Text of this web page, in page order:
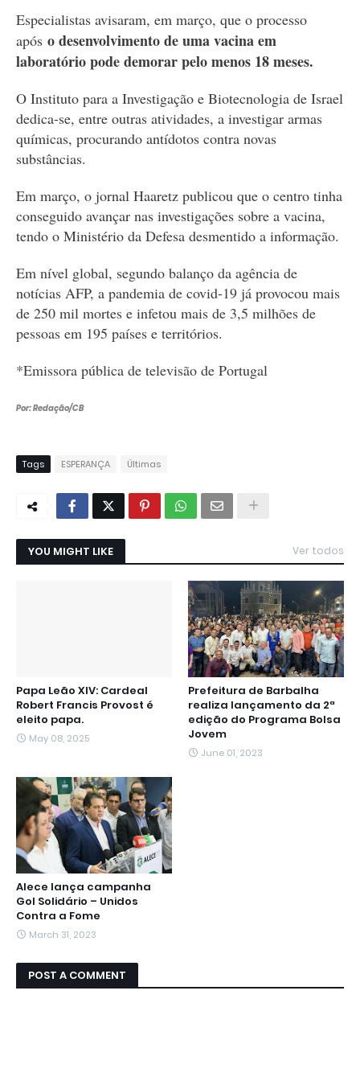
Especialistas avisaram, em março, que o processo
após o desenvolvimento de uma vacina em
laboratório pode demorar pelo menos 18 meses.
O Instituto para a Investigação e Biotecnologia de Israel
dedica-se, entre outras atividades, a investigar armas
químicas, procurando antídotos contra novas
substâncias.
Em março, o jornal Haaretz publicou que o centro tinha
conseguido avançar nas investigações sobre a vacina,
tendo o Ministério da Defesa desmentido a informação.
Em nível global, segundo balanço da agência de
notícias AFP, a pandemia de covid-19 já provocou mais
de 250 mil mortes e infetou mais de 3,5 milhões de
pessoas em 195 países e territórios.
*Emissora pública de televisão de Portugal
Por: Redação/CB
Tags ESPERANÇA Últimas
YOU MIGHT LIKE Ver todos
Papa Leão XIV: Cardeal
Robert Francis Provost é
eleito papa.
May 08, 2025
Prefeitura de Barbalha
realiza lançamento da 2ª
edição do Programa Bolsa
Jovem
June 01, 2023
Alece lança campanha
Gol Solidário – Unidos
Contra a Fome
March 31, 2023
POST A COMMENT